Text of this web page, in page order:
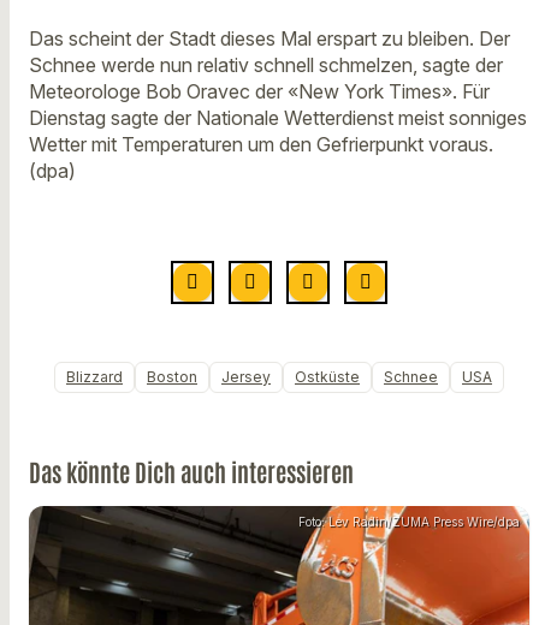
Das scheint der Stadt dieses Mal erspart zu bleiben. Der
Schnee werde nun relativ schnell schmelzen, sagte der
Meteorologe Bob Oravec der «New York Times». Für
Dienstag sagte der Nationale Wetterdienst meist sonniges
Wetter mit Temperaturen um den Gefrierpunkt voraus.
(dpa)
Blizzard Boston Jersey Ostküste Schnee USA
Das könnte Dich auch interessieren
Foto: Lev Radin/ZUMA Press Wire/dpa